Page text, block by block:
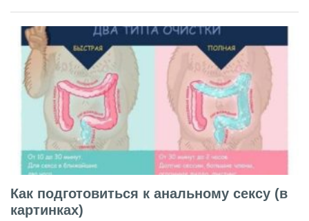
Как подготовиться к анальному сексу (в
картинках)